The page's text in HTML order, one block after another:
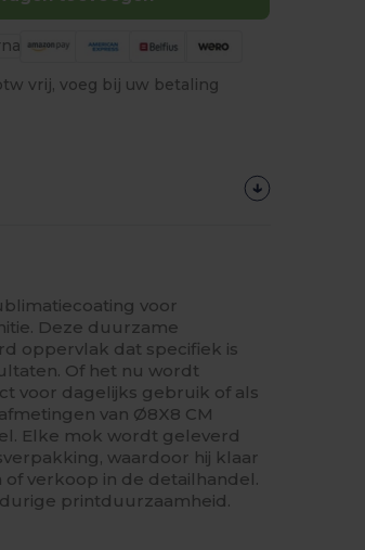
vrij, voeg bij uw betaling
voor
Deze duurzame
oppervlak dat specifiek is
Of het nu wordt
voor dagelijks gebruik of als
van Ø8X8 CM
Elke mok wordt geleverd
waardoor hij klaar
verkoop in de detailhandel.
printduurzaamheid.